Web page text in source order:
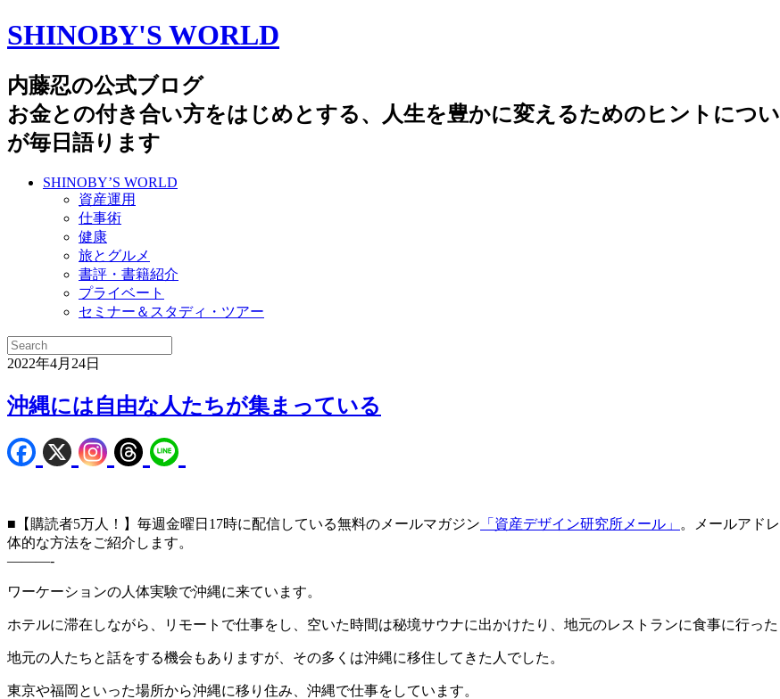
SHINOBY'S WORLD
内藤忍の公式ブログ
お金との付き合い方をはじめとする、人生を豊かに変えるためのヒントにつ
が毎日語ります
SHINOBY’S WORLD
資産運用
仕事術
健康
旅とグルメ
書評・書籍紹介
プライベート
セミナー＆スタディ・ツアー
2022年4月24日
沖縄には自由な人たちが集まっている
■【購読者5万人！】毎週金曜日17時に配信している無料のメールマガジン 「資産デザイン研究所メール」
。メールアド
体的な方法をご紹介します。
———-
ワーケーションの人体実験で沖縄に来ています。
ホテルに滞在しながら、リモートで仕事をし、空いた時間は秘境サウナに出かけたり、地元のレストランに食事に行っ
地元の人たちと話をする機会もありますが、その多くは沖縄に移住してきた人でした。
東京や福岡といった場所から沖縄に移り住み、沖縄で仕事をしています。